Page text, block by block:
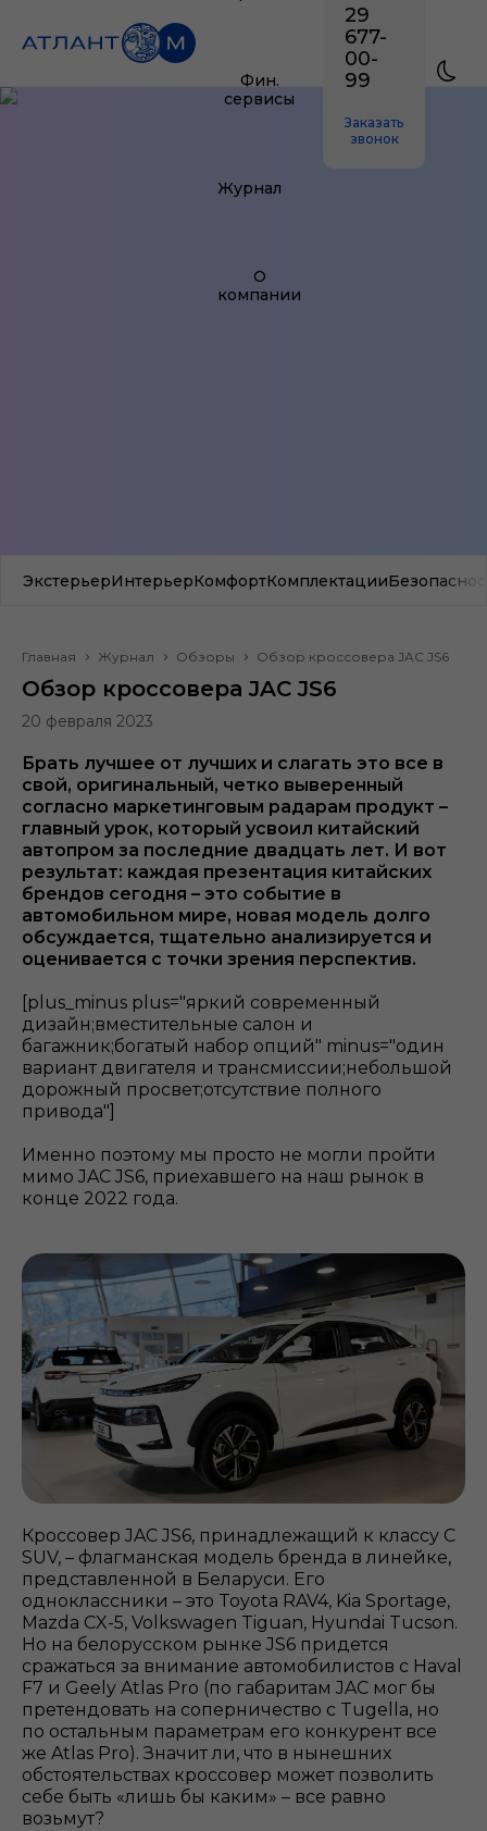
Фин.
сервисы
Журнал
О
компании
29
677-
00-
99
Заказать
звонок
ЭкстерьерИнтерьерКомфортКомплектации
Главная Журнал Обзоры Обзор кроссовера JAC JS6
Обзор кроссовера JAC JS6
20 февраля 2023
Брать лучшее от лучших и слагать это все в
свой, оригинальный, четко выверенный
согласно маркетинговым радарам продукт –
главный урок, который усвоил китайский
автопром за последние двадцать лет. И вот
результат: каждая презентация китайских
брендов сегодня – это событие в
автомобильном мире, новая модель долго
обсуждается, тщательно анализируется и
оценивается с точки зрения перспектив.
[plus_minus plus="яркий современный
дизайн;вместительные салон и
багажник;богатый набор опций" minus="один
вариант двигателя и трансмиссии;небольшой
дорожный просвет;отсутствие полного
привода"]
Именно поэтому мы просто не могли пройти
мимо JAC JS6, приехавшего на наш рынок в
конце 2022 года.
Кроссовер JAC JS6, принадлежащий к классу C
SUV, – флагманская модель бренда в линейке,
представленной в Беларуси. Его
одноклассники – это Toyota RAV4, Kia Sportage,
Mazda CX-5, Volkswagen Tiguan, Hyundai Tucson.
Но на белорусском рынке JS6 придется
сражаться за внимание автомобилистов с Haval
F7 и Geely Atlas Pro (по габаритам JAC мог бы
претендовать на соперничество с Tugella, но
по остальным параметрам его конкурент все
же Atlas Pro). Значит ли, что в нынешних
обстоятельствах кроссовер может позволить
себе быть «лишь бы каким» – все равно
возьмут?